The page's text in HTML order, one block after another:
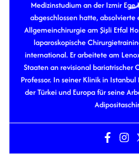
Medizinstudium an der Izmir
abgeschlossen hatte,
Allgemeinchirurgie am Şişli Etfal
laparoskopische
international. Er arbeitete am
Staaten an revisional bariatrischer
Professor. In seiner Klinik in
der Türkei und Europa für seine